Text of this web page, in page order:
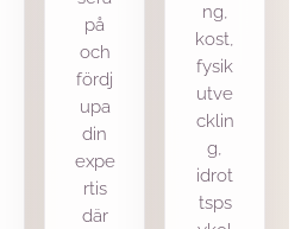
på
och
fördj
upa
din
expe
rtis
där
ng,
kost,
fysik
utve
cklin
g,
idrot
tsps